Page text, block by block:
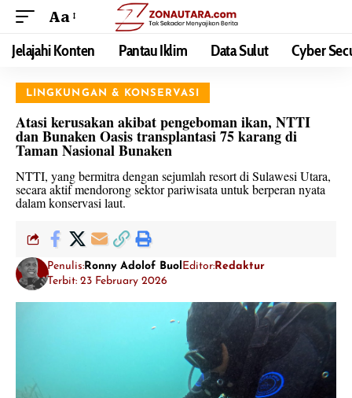
Aa
Jelajahi Konten Pantau Iklim Data Sulut Cyber
LINGKUNGAN & KONSERVASI
Atasi kerusakan akibat pengeboman ikan, NTTI
dan Bunaken Oasis transplantasi 75 karang di
Taman Nasional Bunaken
NTTI, yang bermitra dengan sejumlah resort di Sulawesi Utara,
secara aktif mendorong sektor pariwisata untuk berperan nyata
dalam konservasi laut.
Penulis:Ronny Adolof BuolEditor:Redaktur
Terbit: 23 February 2026